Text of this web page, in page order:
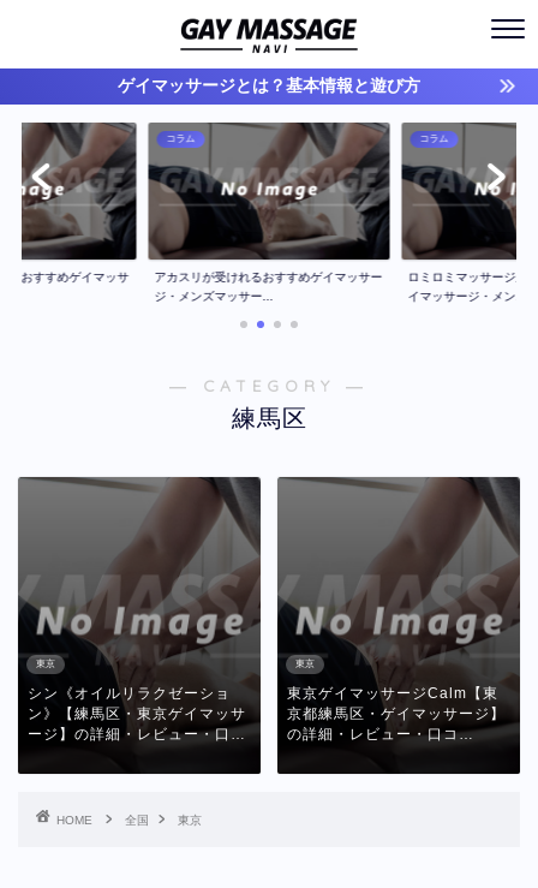
ゲイマッサージとは？基本情報と遊び方
のおすすめゲイマッサ
コラム
アカスリが受けれるおすすめゲイマッサー
ジ・メンズマッサー...
コラム
ロミロミマッサージが
イマッサージ・メン...
― CATEGORY ―
練馬区
東京
シン《オイルリラクゼーショ
ン》【練馬区・東京ゲイマッサ
ージ】の詳細・レビュー・口…
東京
東京ゲイマッサージCalm【東
京都練馬区・ゲイマッサージ】
の詳細・レビュー・口コ…
HOME 全国 東京